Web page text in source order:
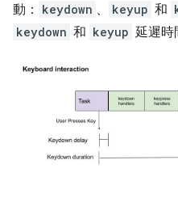
動：
keydown 、 keyup 和
keydown 和 keyup 延遲時